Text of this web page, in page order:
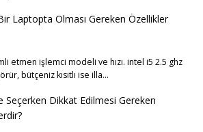
Laptopta Olması Gereken Özellikler
etmen işlemci modeli ve hızı. intel i5 2.5 ghz
bütçeniz kısıtlı ise illa…
Seçerken Dikkat Edilmesi Gereken